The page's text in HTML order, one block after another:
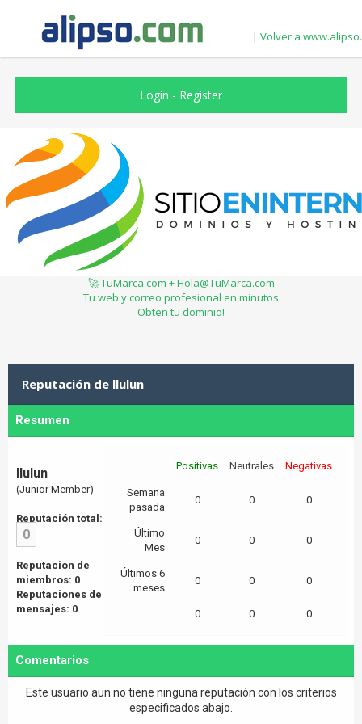
| Volver a
Login - Register
🚀 TuMarca.com + Hola@TuMarca.com
Tu web y correo profesional en minutos
Obten tu dominio!
Reputación de llulun
Resumen
llulun
(Junior Member)
Reputación total:
0
Reputacion de
miembros: 0
Reputaciones de
mensajes: 0
Positivas Neutrales Negativas
Semana
pasada
0 0 0
Último
Mes
0 0 0
Últimos 6
meses
0 0 0
0 0 0
Comentarios
Este usuario aun no tiene ninguna reputación con los criterios
especificados abajo.